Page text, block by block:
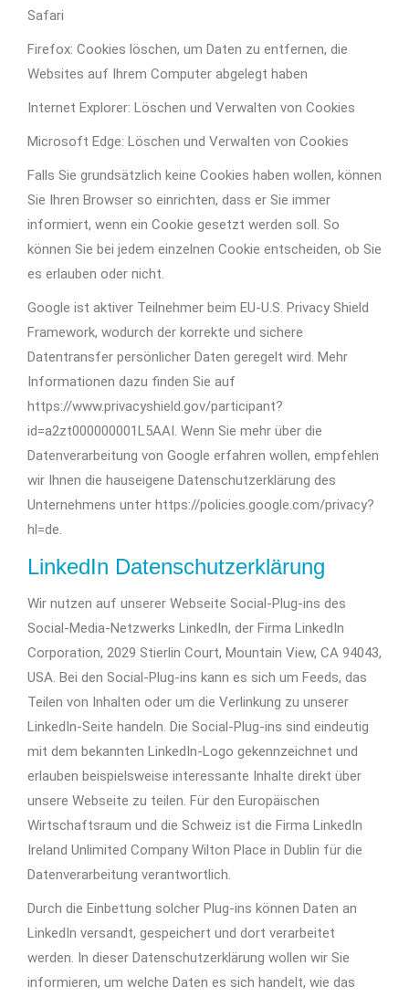
Safari
Firefox: Cookies löschen, um Daten zu entfernen, die
Websites auf Ihrem Computer abgelegt haben
Internet Explorer: Löschen und Verwalten von Cookies
Microsoft Edge: Löschen und Verwalten von Cookies
Falls Sie grundsätzlich keine Cookies haben wollen, können
Sie Ihren Browser so einrichten, dass er Sie immer
informiert, wenn ein Cookie gesetzt werden soll. So
können Sie bei jedem einzelnen Cookie entscheiden, ob Sie
es erlauben oder nicht.
Google ist aktiver Teilnehmer beim EU-U.S. Privacy Shield
Framework, wodurch der korrekte und sichere
Datentransfer persönlicher Daten geregelt wird. Mehr
Informationen dazu finden Sie auf
https://www.privacyshield.gov/participant?
id=a2zt000000001L5AAI. Wenn Sie mehr über die
Datenverarbeitung von Google erfahren wollen, empfehlen
wir Ihnen die hauseigene Datenschutzerklärung des
Unternehmens unter https://policies.google.com/privacy?
hl=de.
LinkedIn Datenschutzerklärung
Wir nutzen auf unserer Webseite Social-Plug-ins des
Social-Media-Netzwerks LinkedIn, der Firma LinkedIn
Corporation, 2029 Stierlin Court, Mountain View, CA 94043,
USA. Bei den Social-Plug-ins kann es sich um Feeds, das
Teilen von Inhalten oder um die Verlinkung zu unserer
LinkedIn-Seite handeln. Die Social-Plug-ins sind eindeutig
mit dem bekannten LinkedIn-Logo gekennzeichnet und
erlauben beispielsweise interessante Inhalte direkt über
unsere Webseite zu teilen. Für den Europäischen
Wirtschaftsraum und die Schweiz ist die Firma LinkedIn
Ireland Unlimited Company Wilton Place in Dublin für die
Datenverarbeitung verantwortlich.
Durch die Einbettung solcher Plug-ins können Daten an
LinkedIn versandt, gespeichert und dort verarbeitet
werden. In dieser Datenschutzerklärung wollen wir Sie
informieren, um welche Daten es sich handelt, wie das